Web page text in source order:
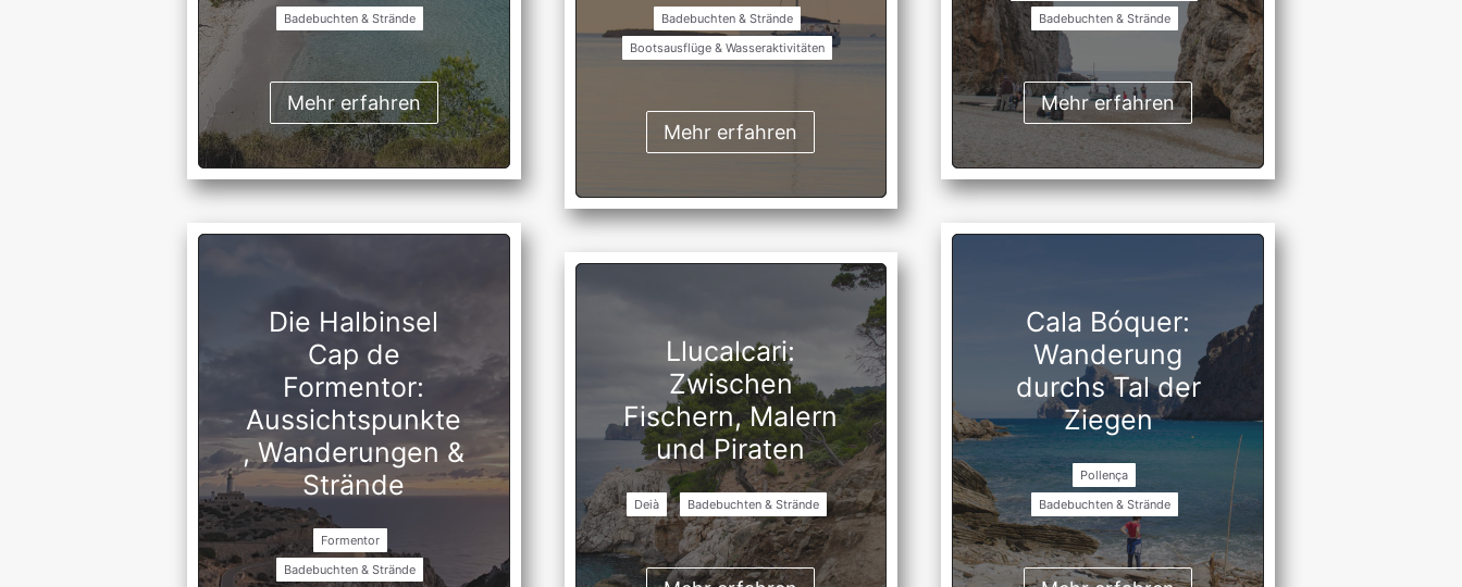
Badebuchten & Strände
Mehr erfahren
Badebuchten & Strände
Mehr erfahren
Badebuchten & Strände
Bootsausflüge & Wasseraktivitäten
Mehr erfahren
Die Halbinsel
Cap de
Formentor:
Aussichtspunkte
, Wanderungen &
Strände
Formentor
Badebuchten & Strände
Cala Bóquer:
Wanderung
durchs Tal der
Ziegen
Pollença
Badebuchten & Strände
Llucalcari:
Zwischen
Fischern, Malern
und Piraten
Deià Badebuchten & Strände